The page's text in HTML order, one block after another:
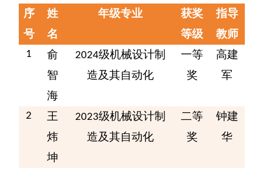
序
号
姓
名
年级专业
获奖
等级
指导
教师
1
俞
智
海
2024级机械设计制
造及其自动化
一等
奖
高建
军
2
王
炜
坤
2023级机械设计制
造及其自动化
二等
奖
钟建
华